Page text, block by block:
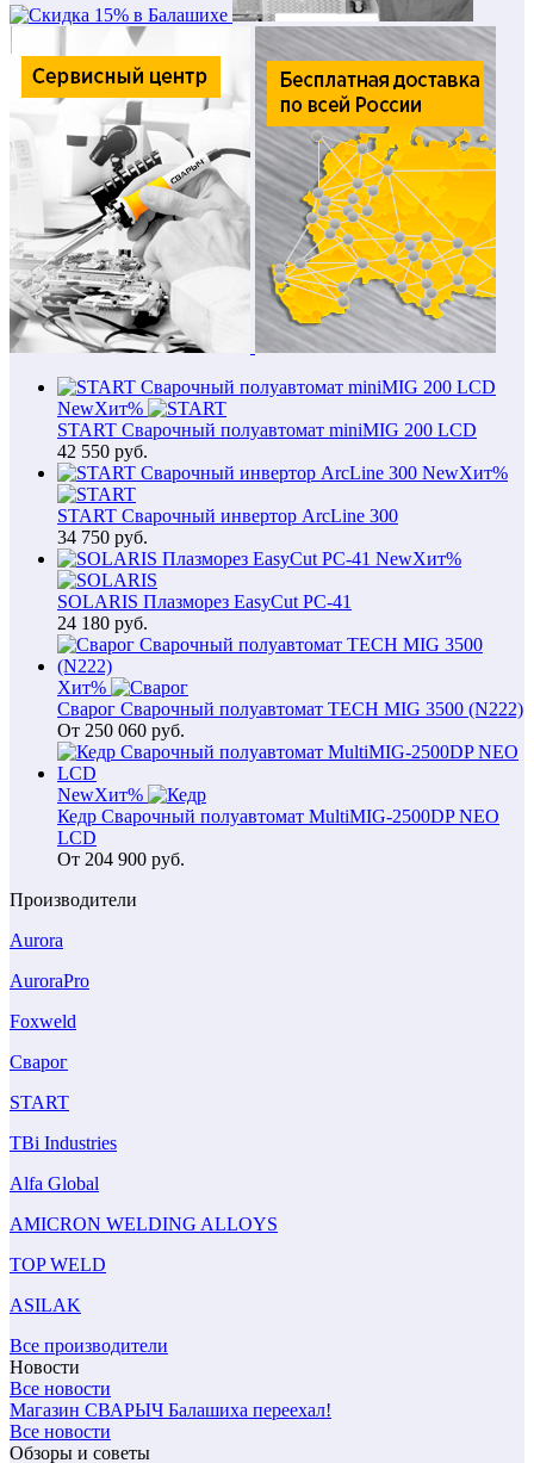
NewХит%
START Сварочный полуавтомат miniMIG 200 LCD
42 550 руб.
NewХит%
START Сварочный инвертор ArcLine 300
34 750 руб.
NewХит%
SOLARIS Плазморез EasyCut PC-41
24 180 руб.
Хит%
Сварог Сварочный полуавтомат TECH MIG 3500 (N222)
От 250 060 руб.
NewХит%
Кедр Сварочный полуавтомат MultiMIG-2500DP NEO
LCD
От 204 900 руб.
Производители
Aurora
AuroraPro
Foxweld
Сварог
START
TBi Industries
Alfa Global
AMICRON WELDING ALLOYS
TOP WELD
ASILAK
Все производители
Новости
Все новости
Магазин СВАРЫЧ Балашиха переехал!
Все новости
Обзоры и советы